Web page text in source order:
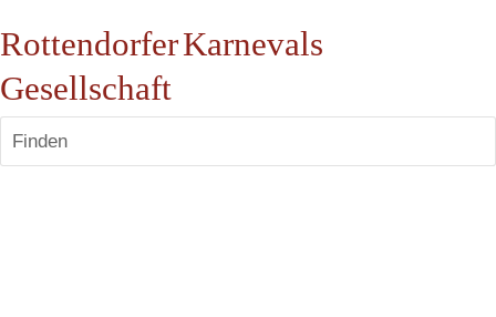
Rottendorfer Karnevals
Gesellschaft
Finden